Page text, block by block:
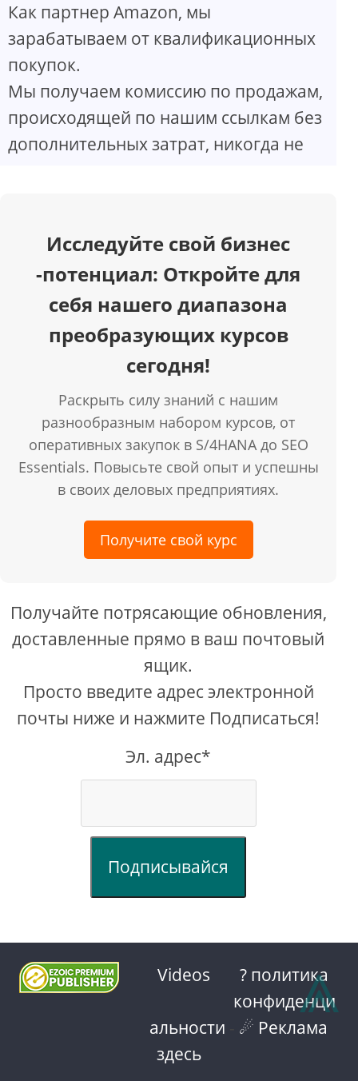
V
d
Как партнер Amazon, мы
зарабатываем от квалификационных
покупок.
Мы получаем комиссию по продажам,
происходящей по нашим ссылкам без
дополнительных затрат, никогда не
Исследуйте свой бизнес
-потенциал: Откройте для
себя нашего диапазона
преобразующих курсов
сегодня!
Раскрыть силу знаний с нашим
разнообразным набором курсов, от
оперативных закупок в S/4HANA до SEO
Essentials. Повысьте свой опыт и успешны
в своих деловых предприятиях.
Получите свой курс
Получайте потрясающие обновления,
доставленные прямо в ваш почтовый
ящик.
Просто введите адрес электронной
почты ниже и нажмите Подписаться!
Эл. адрес*
Подписывайся
Videos
? политика
конфиденци
альности
☄ Реклама
здесь
⩓